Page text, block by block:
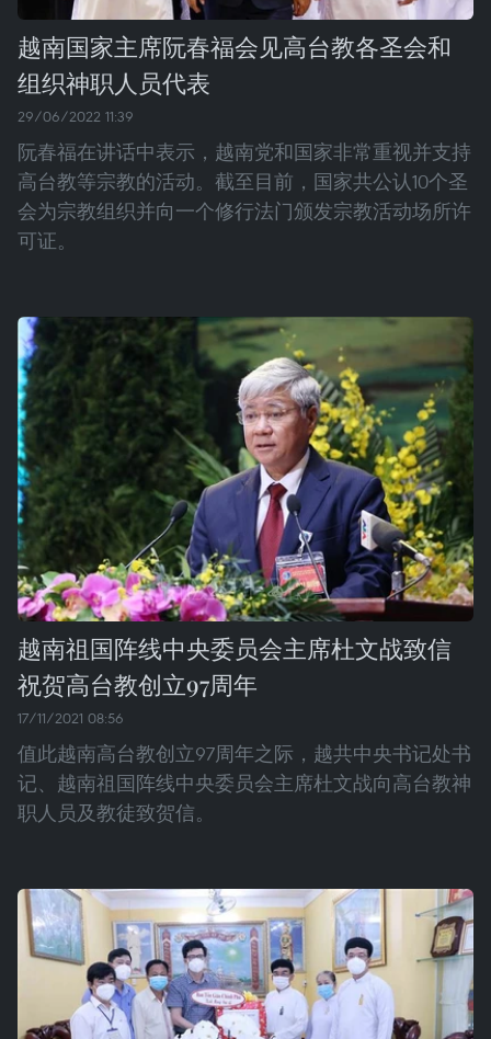
越南国家主席阮春福会见高台教各圣会和
组织神职人员代表
29/06/2022 11:39
阮春福在讲话中表示，越南党和国家非常重视并支持
高台教等宗教的活动。截至目前，国家共公认10个圣
会为宗教组织并向一个修行法门颁发宗教活动场所许
可证。
越南祖国阵线中央委员会主席杜文战致信
祝贺高台教创立97周年
17/11/2021 08:56
值此越南高台教创立97周年之际，越共中央书记处书
记、越南祖国阵线中央委员会主席杜文战向高台教神
职人员及教徒致贺信。